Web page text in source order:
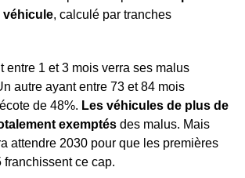
véhicule, calculé par tranches
entre 1 et 3 mois verra ses malus
autre ayant entre 73 et 84 mois
de 48%. Les véhicules de plus de
exemptésdes malus. Mais
attendre 2030 pour que les premières
ce cap.